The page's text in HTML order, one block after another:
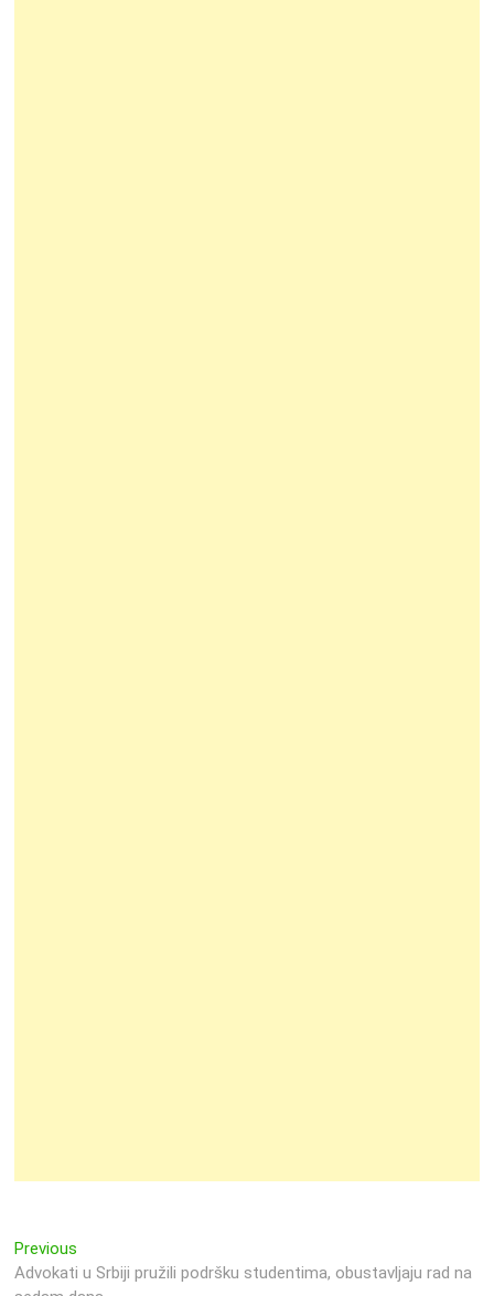
Navigacija
objava
Previous
post:
Advokati u Srbiji pružili podršku studentima, obustavljaju rad na